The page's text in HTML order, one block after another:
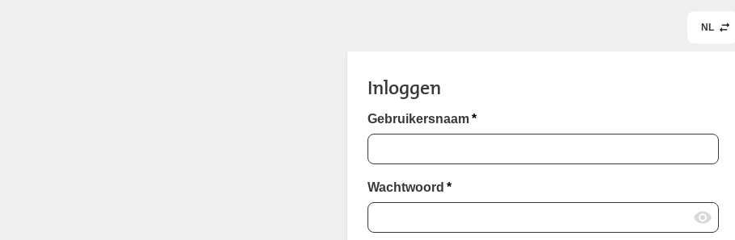
NL
Inloggen
Gebruikersnaam *
Wachtwoord *